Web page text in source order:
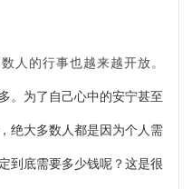
人的行事也越来越开放。
。为了自己心中的安宁甚至
绝大多数人都是因为个人需
到底需要多少钱呢？这是很